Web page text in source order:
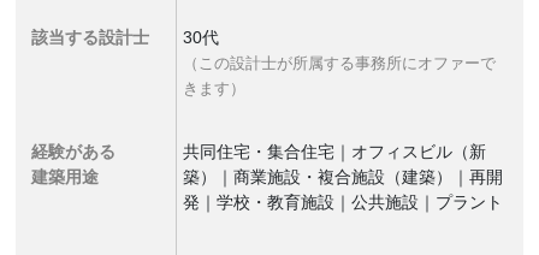
該当する設計士 30代
（この設計士が所属する事務所にオファーで
きます）
経験がある
建築用途
共同住宅・集合住宅｜オフィスビル（新
築）｜商業施設・複合施設（建築）｜再開
発｜学校・教育施設｜公共施設｜プラント